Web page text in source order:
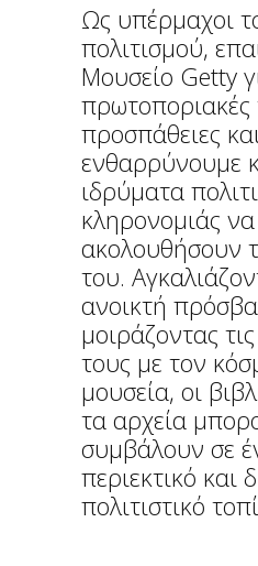
Ως υπέρμαχοι
πολιτισμού,
Μουσείο Getty
πρωτοποριακές
προσπάθειες και
ενθαρρύνουμε
ιδρύματα
κληρονομιάς να
ακολουθήσουν
του.
ανοικτή
μοιράζοντας
τους με τον
μουσεία, οι
τα αρχεία
συμβάλουν σε
περιεκτικό και
πολιτιστικό